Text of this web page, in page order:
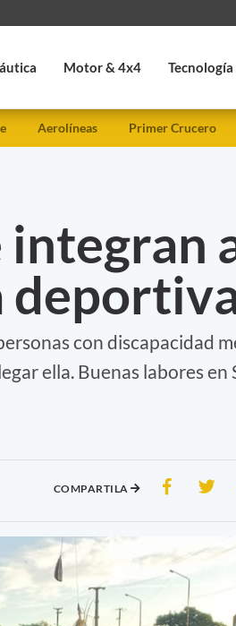
Motor & 4x4 Tecnología
Aerolíneas Primer Crucero
integran
con discapacidad
ella. Buenas labores en
COMPARTILA